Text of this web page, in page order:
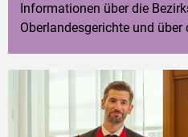
Informationen über die
Oberlandesgerichte und